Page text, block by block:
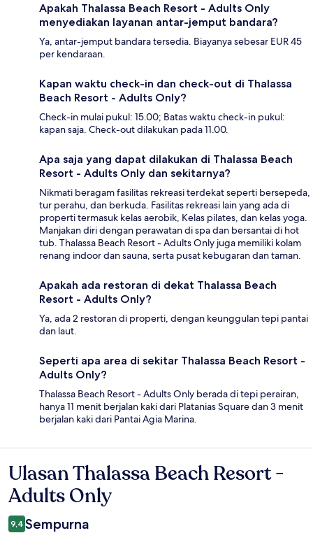
Apakah Thalassa Beach Resort - Adults Only
menyediakan layanan antar-jemput bandara?
Ya, antar-jemput bandara tersedia. Biayanya sebesar EUR 45
per kendaraan.
Kapan waktu check-in dan check-out di Thalassa
Beach Resort - Adults Only?
Check-in mulai pukul: 15.00; Batas waktu check-in pukul:
kapan saja. Check-out dilakukan pada 11.00.
Apa saja yang dapat dilakukan di Thalassa Beach
Resort - Adults Only dan sekitarnya?
Nikmati beragam fasilitas rekreasi terdekat seperti bersepeda,
tur perahu, dan berkuda. Fasilitas rekreasi lain yang ada di
properti termasuk kelas aerobik, Kelas pilates, dan kelas yoga.
Manjakan diri dengan perawatan di spa dan bersantai di hot
tub. Thalassa Beach Resort - Adults Only juga memiliki kolam
renang indoor dan sauna, serta pusat kebugaran dan taman.
Apakah ada restoran di dekat Thalassa Beach
Resort - Adults Only?
Ya, ada 2 restoran di properti, dengan keunggulan tepi pantai
dan laut.
Seperti apa area di sekitar Thalassa Beach Resort -
Adults Only?
Thalassa Beach Resort - Adults Only berada di tepi perairan,
hanya 11 menit berjalan kaki dari Platanias Square dan 3 menit
berjalan kaki dari Pantai Agia Marina.
Ulasan
Ulasan Thalassa Beach Resort -
Adults Only
9,4 Sempurna